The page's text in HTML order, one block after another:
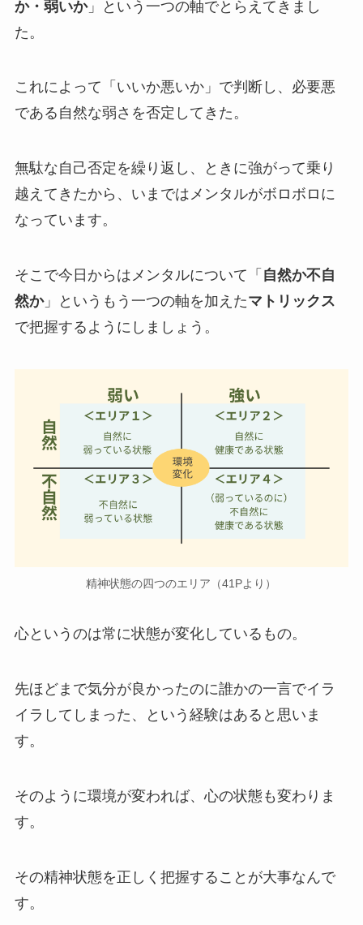
か・弱いか」という一つの軸でとらえてきまし
た。
これによって「いいか悪いか」で判断し、 必要悪
である自然な弱さを否定してきた。
無駄な自己否定を繰り返し、ときに強がって乗り
越えてきたから、いまではメンタルがボロボロに
なっています。
そこで今日からはメンタルについて 「 自然か不自
然か」というもう一つの軸を加えたマトリックス
で把握するようにしましょう。
精神状態の四つのエリア（41Pより）
心というのは常に状態が変化しているもの。
先ほどまで気分が良かったのに誰かの一言でイラ
イラしてしまった、という経験はあると思いま
す。
そのように環境が変われば、心の状態も変わりま
す。
その精神状態を正しく把握することが大事なんで
す。